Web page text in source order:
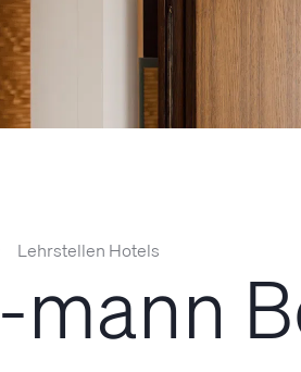
Lehrstellen Hotels